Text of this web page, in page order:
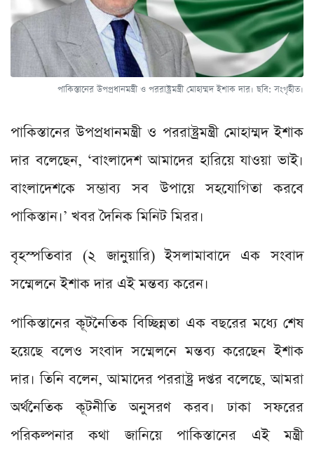
পাকিস্তানের উপপ্রধানমন্ত্রী ও পররাষ্ট্রমন্ত্রী মোহাম্মদ ইশাক দার। ছবি: সংগৃহীত।
পাকিস্তানের উপপ্রধানমন্ত্রী ও পররাষ্ট্রমন্ত্রী মোহাম্মদ ইশাক
দার বলেছেন, ‘বাংলাদেশ আমাদের হারিয়ে যাওয়া ভাই।
বাংলাদেশকে সম্ভাব্য সব উপায়ে সহযোগিতা করবে
পাকিস্তান।’ খবর দৈনিক মিনিট মিরর।
বৃহস্পতিবার (২ জানুয়ারি) ইসলামাবাদে এক সংবাদ
সম্মেলনে ইশাক দার এই মন্তব্য করেন।
পাকিস্তানের কূটনৈতিক বিচ্ছিন্নতা এক বছরের মধ্যে শেষ
হয়েছে বলেও সংবাদ সম্মেলনে মন্তব্য করেছেন ইশাক
দার। তিনি বলেন, আমাদের পররাষ্ট্র দপ্তর বলেছে, আমরা
অর্থনৈতিক কূটনীতি অনুসরণ করব। ঢাকা সফরের
পরিকল্পনার কথা জানিয়ে পাকিস্তানের এই মন্ত্রী